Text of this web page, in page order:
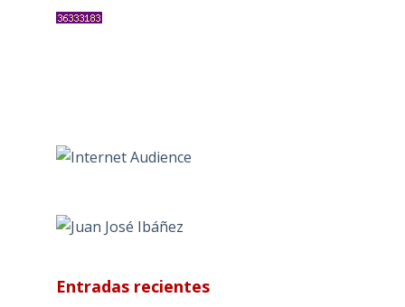
Entradas recientes